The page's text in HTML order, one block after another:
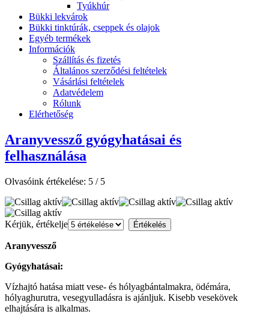
Tyúkhúr
Bükki lekvárok
Bükki tinktúrák, cseppek és olajok
Egyéb termékek
Információk
Szállítás és fizetés
Általános szerződési feltételek
Vásárlási feltételek
Adatvédelem
Rólunk
Elérhetőség
Aranyvessző gyógyhatásai és
felhasználása
Olvasóink értékelése: 5 / 5
Kérjük, értékelje
Aranyvessző
Gyógyhatásai:
Vízhajtó hatása miatt vese- és hólyagbántalmakra, ödémára,
hólyaghurutra, vesegyulladásra is ajánljuk. Kisebb vesekövek
elhajtására is alkalmas.